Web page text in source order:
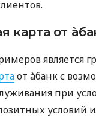
карта от
является
от àбанк с
при
условий